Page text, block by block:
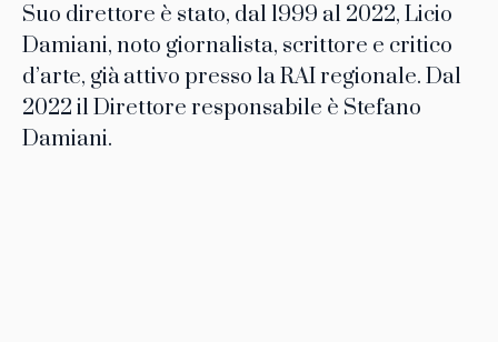
Suo direttore è stato, dal 1999 al 2022, Licio
Damiani, noto giornalista, scrittore e critico
d’arte, già attivo presso la RAI regionale. Dal
2022 il Direttore responsabile è Stefano
Damiani.